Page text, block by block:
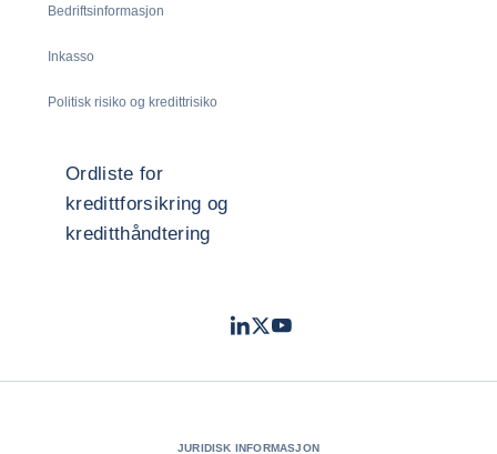
Bedriftsinformasjon
Inkasso
Politisk risiko og kredittrisiko
Ordliste for
kredittforsikring og
kreditthåndtering
LinkedIn
TwitterYoutube
JURIDISK INFORMASJON